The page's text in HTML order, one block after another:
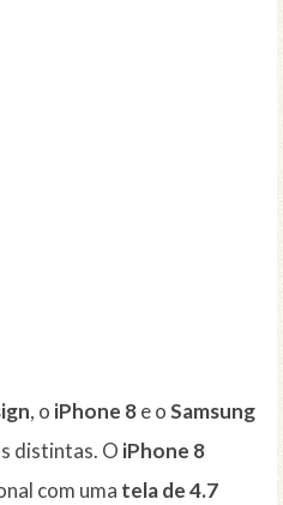
, o iPhone 8e oSamsung
distintas. O iPhone 8
com uma tela de 4.7